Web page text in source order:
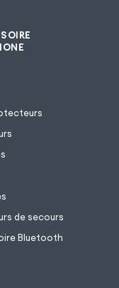
de secours
Bluetooth